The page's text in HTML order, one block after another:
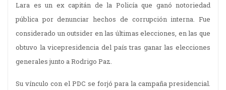
Lara es un ex capitán de la Policía que ganó notoriedad
pública por denunciar hechos de corrupción interna. Fue
considerado un outsider en las últimas elecciones, en las que
obtuvo la vicepresidencia del país tras ganar las elecciones
generales junto a Rodrigo Paz.
Su vínculo con el PDC se forjó para la campaña presidencial.